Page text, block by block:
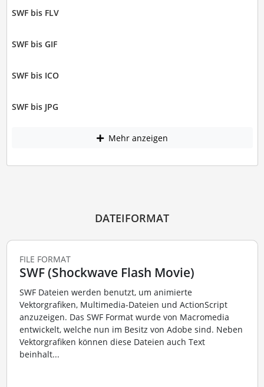
SWF bis FLV
SWF bis GIF
SWF bis ICO
SWF bis JPG
Mehr anzeigen
DATEIFORMAT
FILE FORMAT
SWF (Shockwave Flash Movie)
SWF Dateien werden benutzt, um animierte
Vektorgrafiken, Multimedia-Dateien und ActionScript
anzuzeigen. Das SWF Format wurde von Macromedia
entwickelt, welche nun im Besitz von Adobe sind. Neben
Vektorgrafiken können diese Dateien auch Text
beinhalt...